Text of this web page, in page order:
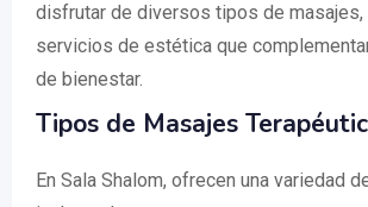
disfrutar de diversos tipos de masajes,
servicios de estética que
de bienestar.
Tipos de Masajes
En Sala Shalom, ofrecen una variedad